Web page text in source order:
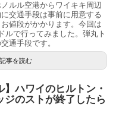
ルル空港からワイキキ周辺
交通手段は事前に用意する
値段がかかります。今回は
ルで行ってみました。弾丸ト
通手段です。
記事を読む
】ハワイのヒルトン・
ジのストが終了したら